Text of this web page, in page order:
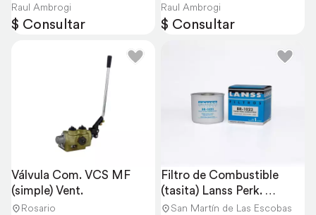
Raul Ambrogi
$ Consultar
Raul Ambrogi
$ Consultar
Válvula Com. VCS MF
(simple) Vent.
Rosario
Filtro de Combustible
(tasita) Lanss Perk.
004060
San Martín de Las Escobas